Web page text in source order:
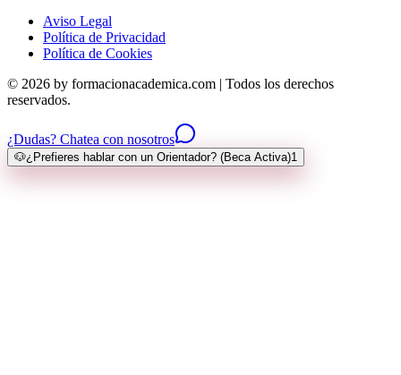
Aviso Legal
Política de Privacidad
Política de Cookies
© 2026 by formacionacademica.com | Todos los derechos
reservados.
¿Dudas? Chatea con nosotros
🐶¿Prefieres hablar con un Orientador? (Beca Activa)1